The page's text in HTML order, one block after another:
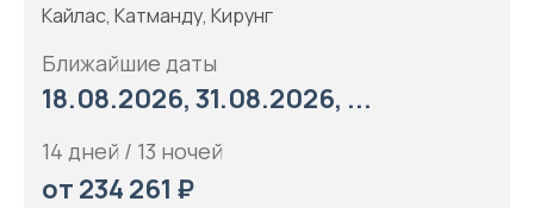
Кайлас, Катманду, Кирунг
Ближайшие даты
18.08.2026, 31.08.2026, ...
14 дней / 13 ночей
от 234 261 ₽